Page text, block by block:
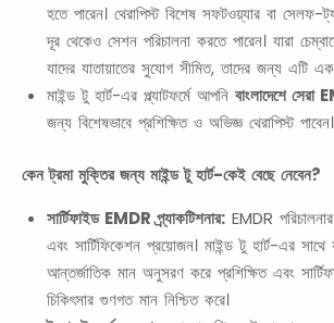
হতে পারেন। থেরাপিস্ট বিশেষ সফটওয়্যার বা সেলফ-
দূর থেকেও সেশন পরিচালনা করতে পারেন। যারা
যাদের যাতায়াতের সুযোগ সীমিত, তাদের জন্য এটি
মাইন্ড টু হার্ট-এর প্ল্যাটফর্মে আপনি বাংলাদেশে সেরা
জন্য বিশেষভাবে প্রশিক্ষিত ও অভিজ্ঞ থেরাপিস্ট পাবেন।
কেন ট্রমা মুক্তির জন্য মাইন্ড টু হার্ট-কেই বেছে নেবেন?
সার্টিফাইড EMDR প্র্যাকটিশনার:EMDR
এবং সার্টিফিকেশন প্রয়োজন। মাইন্ড টু হার্ট-এর সাথে
আন্তর্জাতিক মান অনুসরণ করে প্রশিক্ষিত এবং
চিকিৎসার গুণগত মান নিশ্চিত করে।